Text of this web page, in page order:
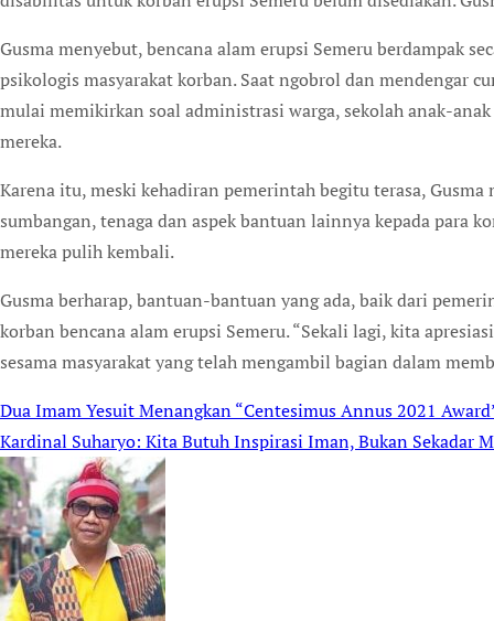
Gusma menyebut, bencana alam erupsi Semeru berdampak
psikologis masyarakat korban. Saat ngobrol dan mendengar
mulai memikirkan soal administrasi warga, sekolah anak-
mereka.
Karena itu, meski kehadiran pemerintah begitu terasa,
sumbangan, tenaga dan aspek bantuan lainnya kepada para
mereka pulih kembali.
Gusma berharap, bantuan-bantuan yang ada, baik dari
korban bencana alam erupsi Semeru. “Sekali lagi, kita
sesama masyarakat yang telah mengambil bagian dalam
Post
navigation
Dua Imam Yesuit Menangkan “Centesimus Annus 2021
Kardinal Suharyo: Kita Butuh Inspirasi Iman, Bukan Sekadar